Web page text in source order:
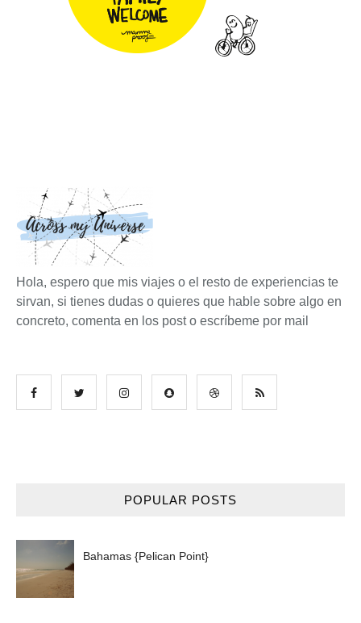
Hola, espero que mis viajes o el resto de experiencias te
sirvan, si tienes dudas o quieres que hable sobre algo en
concreto, comenta en los post o escríbeme por mail
POPULAR POSTS
Bahamas {Pelican Point}